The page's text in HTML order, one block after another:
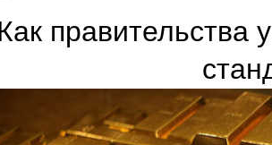
Как правительства